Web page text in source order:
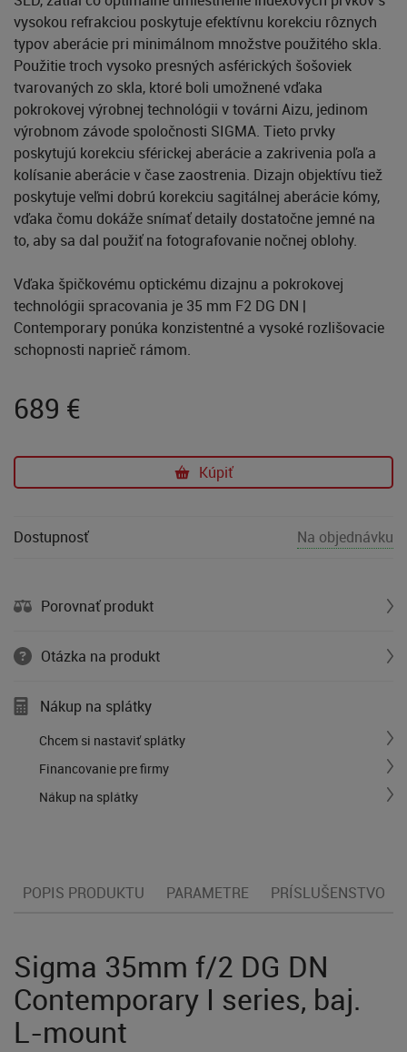
vysokou refrakciou poskytuje efektívnu korekciu rôznych
typov aberácie pri minimálnom množstve použitého skla.
Použitie troch vysoko presných asférických šošoviek
tvarovaných zo skla, ktoré boli umožnené vďaka
pokrokovej výrobnej technológii v továrni Aizu, jedinom
výrobnom závode spoločnosti SIGMA. Tieto prvky
poskytujú korekciu sférickej aberácie a zakrivenia poľa a
kolísanie aberácie v čase zaostrenia. Dizajn objektívu tiež
poskytuje veľmi dobrú korekciu sagitálnej aberácie kómy,
vďaka čomu dokáže snímať detaily dostatočne jemné na
to, aby sa dal použiť na fotografovanie nočnej oblohy.
Vďaka špičkovému optickému dizajnu a pokrokovej
technológii spracovania je 35 mm F2 DG DN |
Contemporary ponúka konzistentné a vysoké rozlišovacie
schopnosti naprieč rámom.
689 €
Kúpiť
Dostupnosť Na objednávku
Porovnať produkt
Otázka na produkt
Nákup na splátky
Chcem si nastaviť splátky
Financovanie pre firmy
Nákup na splátky
POPIS PRODUKTU PARAMETRE PRÍSLUŠENSTVO
Sigma 35mm f/2 DG DN
Contemporary I series, baj.
L-mount